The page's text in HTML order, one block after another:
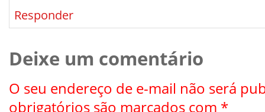
Responder
Deixe um comentário
O seu endereço de e-mail não será
obrigatórios são marcados com *